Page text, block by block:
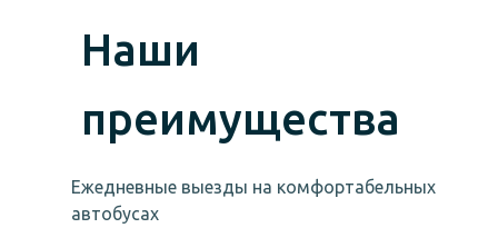
Наши
преимущества
Ежедневные выезды на комфортабельных
автобусах